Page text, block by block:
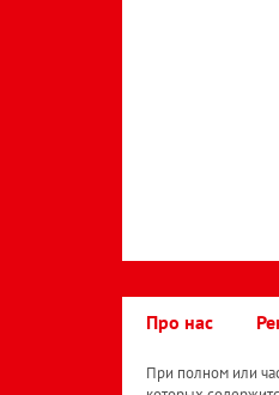
Про нас
При полном или